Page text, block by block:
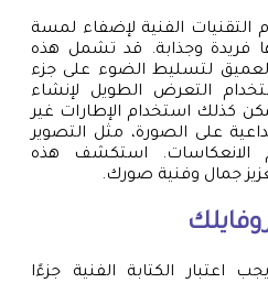
التقنيات الفنية لإضفاء لمسة
فريدة وجذابة. قد تشمل هذه
العميق لتسليط الضوء على جزء
التعرض الطويل لإنشاء
كذلك استخدام الإطارات غير
على الصورة، مثل التصوير
الانعكاسات. استكشف هذه
جمال وفنية صورك.
اعتبار الكتابة الفنية جزءًا